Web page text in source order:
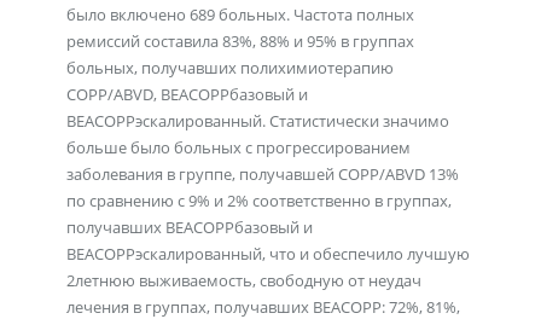
было включено 689 больных. Частота полных
ремиссий составила 83%, 88% и 95% в группах
больных, получавших полихимиотерапию
СОРР/ABVD, ВЕАСОРРбазовый и
ВЕАСОРРэскалированный. Статистически значимо
больше было больных с прогрессированием
заболевания в группе, получавшей СОРР/ABVD 13%
по сравнению с 9% и 2% соответственно в группах,
получавших ВЕАСОРРбазовый и
ВЕАСОРРэскалированный, что и обеспечило лучшую
2летнюю выживаемость, свободную от неудач
лечения в группах, получавших ВЕАСОРР: 72%, 81%,